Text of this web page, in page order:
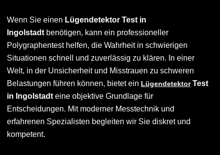
Wenn Sie einen Lügendetektor Test in
Ingolstadtbenötigen, kann ein professioneller
Polygraphentest helfen, die Wahrheit in schwierigen
Situationen schnell und zuverlässig zu klären. In einer
Welt, in der Unsicherheit und Misstrauen zu schweren
Belastungen führen können, bietet ein LügendetektorTest
in Ingolstadteine objektive Grundlage für
Entscheidungen. Mit moderner Messtechnik und
erfahrenen Spezialisten begleiten wir Sie diskret und
kompetent.